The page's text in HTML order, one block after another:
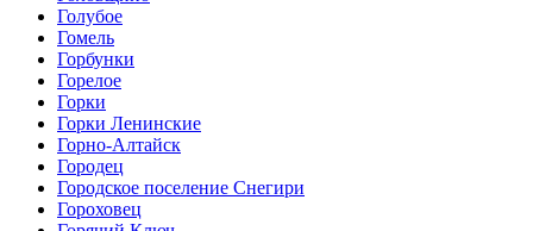
Голубое
Гомель
Горбунки
Горелое
Горки
Горки Ленинские
Горно-Алтайск
Городец
Городское поселение Снегири
Гороховец